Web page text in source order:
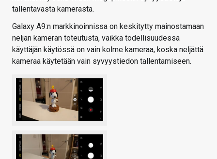
tallentavasta kamerasta.
Galaxy A9:n markkinoinnissa on keskitytty mainostamaan
neljän kameran toteutusta, vaikka todellisuudessa
käyttäjän käytössä on vain kolme kameraa, koska neljättä
kameraa käytetään vain syvyystiedon tallentamiseen.